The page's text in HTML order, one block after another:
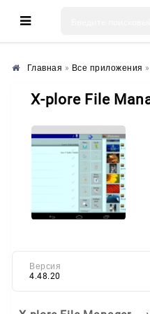
Главная » Все приложения »
X-plore File
Версия
4.48.20